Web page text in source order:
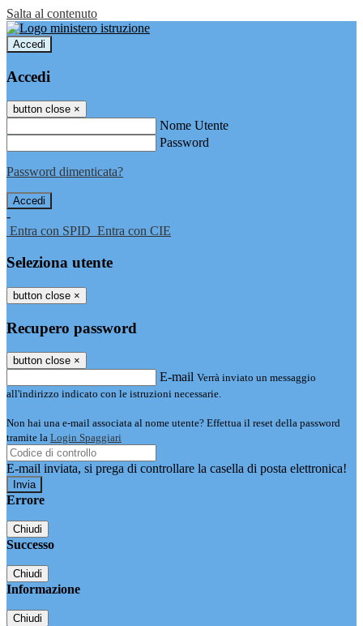
Salta al contenuto
Accedi
Accedi
button close ×
Nome Utente
Password
Password dimenticata?
-
Entra con SPID Entra con CIE
Seleziona utente
button close ×
Recupero password
button close ×
E-mail Verrà inviato un messaggio
all'indirizzo indicato con le istruzioni necessarie.
Non hai una e-mail associata al nome utente? Effettua il reset della password
tramite la Login Spaggiari
E-mail inviata, si prega di controllare la casella di posta elettronica!
Errore
Chiudi
Successo
Chiudi
Informazione
Chiudi